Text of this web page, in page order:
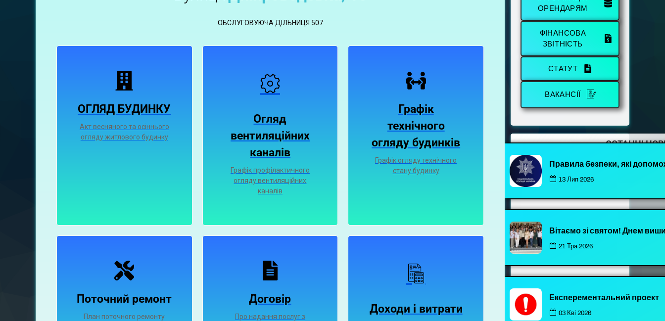
ОБСЛУГОВУЮЧА ДІЛЬНИЦЯ 507
ОГЛЯД БУДИНКУ
Акт весняного та осіннього
огляду житлового будинку
Огляд
вентиляційних
каналiв
Графiк профiлактичного
огляду вентиляцiйних
каналiв
Графік
технічного
огляду будинків
Графік огляду технічного
стану будинку
Поточний ремонт
План поточного ремонту
Договір
Про надання послуг з
Доходи і витрати
ОРЕНДАРЯМ
ФІНАНСОВА
ЗВІТНІСТЬ
СТАТУТ
ВАКАНСІЇ
ОСТАННІ
Правила безпеки, які
13 Лип 2026
Вітаємо зі святом! Днем
21 Тра 2026
Експерементальний проект
03 Кві 2026